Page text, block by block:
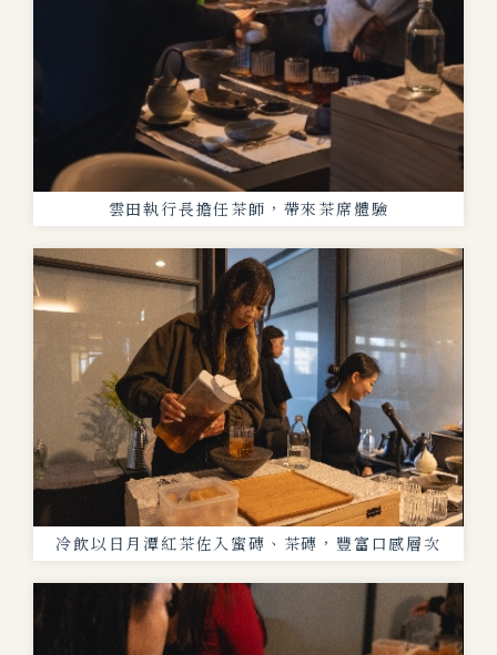
雲田執行長擔任茶師，帶來茶席體驗
冷飲以日月潭紅茶佐入蜜磚、茶磚，豐富口感層次